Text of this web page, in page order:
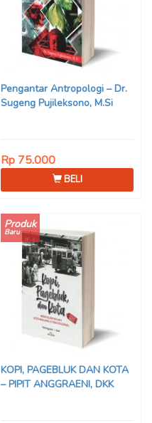
Pengantar Antropologi – Dr.
Sugeng Pujileksono, M.Si
Rp 75.000
BELI
Produk
Baru
KOPI, PAGEBLUK DAN KOTA
– PIPIT ANGGRAENI, DKK